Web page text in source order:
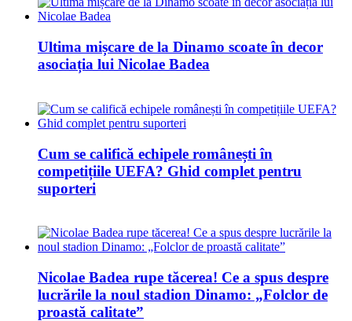
Ultima mișcare de la Dinamo scoate în decor
asociația lui Nicolae Badea
Cum se califică echipele românești în
competițiile UEFA? Ghid complet pentru
suporteri
Nicolae Badea rupe tăcerea! Ce a spus despre
lucrările la noul stadion Dinamo: „Folclor de
proastă calitate”